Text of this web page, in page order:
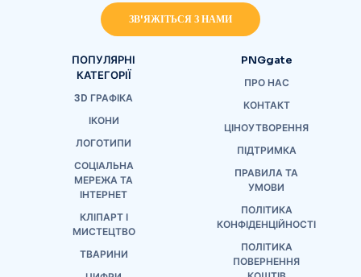
ЗВ'ЯЖІТЬСЯ З НАМИ
ПОПУЛЯРНІ
КАТЕГОРІЇ
3D ГРАФІКА
ІКОНИ
ЛОГОТИПИ
СОЦІАЛЬНА
МЕРЕЖА ТА
ІНТЕРНЕТ
КЛІПАРТ І
МИСТЕЦТВО
ТВАРИНИ
PNGgate
ПРО НАС
КОНТАКТ
ЦІНОУТВОРЕННЯ
ПІДТРИМКА
ПРАВИЛА ТА
УМОВИ
ПОЛІТИКА
КОНФІДЕНЦІЙНОСТІ
ПОЛІТИКА
ПОВЕРНЕННЯ